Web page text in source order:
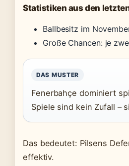
Statistiken aus den
Ballbesitz im
Große Chancen: je
DAS MUSTER
Fenerbahçe dominiert
Spiele sind kein Zufall –
Das bedeutet: Pilsens
effektiv.